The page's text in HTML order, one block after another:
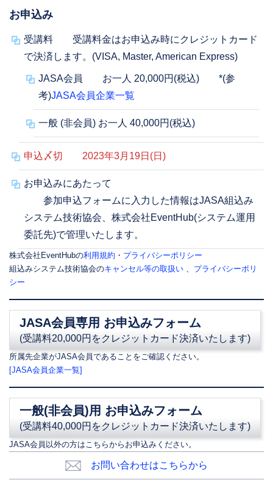
お申込み
受講料 受講料金はお申込み時にクレジットカード
で決済します。(VISA, Master, American Express)
JASA会員 お一人 20,000円(税込) *(参
考)JASA会員企業一覧
一般 (非会員) お一人 40,000円(税込)
申込〆切 2023年3月19日(日)
お申込みにあたって
参加申込フォームに入力した情報はJASA組込み
システム技術協会、株式会社EventHub(システム運用
委託先)で管理いたします。
株式会社EventHubの利用規約 ・ プライバシーポリシー
組込みシステム技術協会のキャンセル等の取扱い 、 プライバシーポリ
シー
JASA会員専用 お申込みフォーム
(受講料20,000円をクレジットカード決済いたします)
所属先企業がJASA会員であることをご確認ください。
[JASA会員企業一覧]
一般(非会員)用 お申込みフォーム
(受講料40,000円をクレジットカード決済いたします)
JASA会員以外の方はこちらからお申込みください。
お問い合わせはこちらから